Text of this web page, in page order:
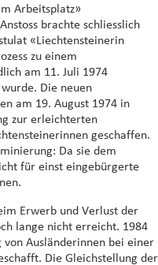
Arbeitsplatz»
brachte schliesslich
«Liechtensteinerin
zu einem
am 11. Juli 1974
Die neuen
am 19. August 1974 in
zur erleichterten
geschaffen.
Da sie dem
für einst eingebürgerte
Erwerb und Verlust der
lange nicht erreicht. 1984
Ausländerinnen bei einer
Die Gleichstellung der